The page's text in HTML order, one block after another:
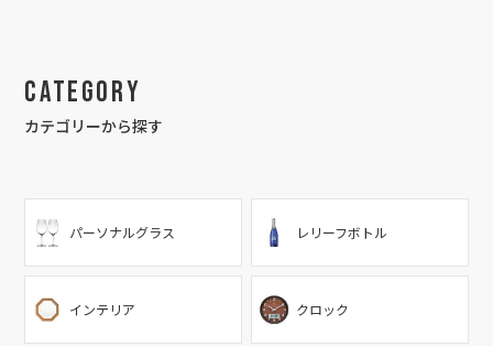
Category
カテゴリーから探す
パーソナルグラス レリーフボトル
インテリア クロック